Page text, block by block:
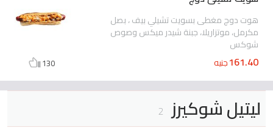
هوت دوج مغطى بسويت تشيلي بيف ، بصل
مكرمل، موتزاريلا، جبنة شيدر ميكس وصوص
شوكس
161.40جنيه 130
ليتيل شوكيرز 2